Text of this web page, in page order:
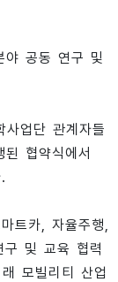
야 공동 연구 및
사업단 관계자들
협약식에서
트카, 자율주행,
구 및 교육 협력
모빌리티 산업